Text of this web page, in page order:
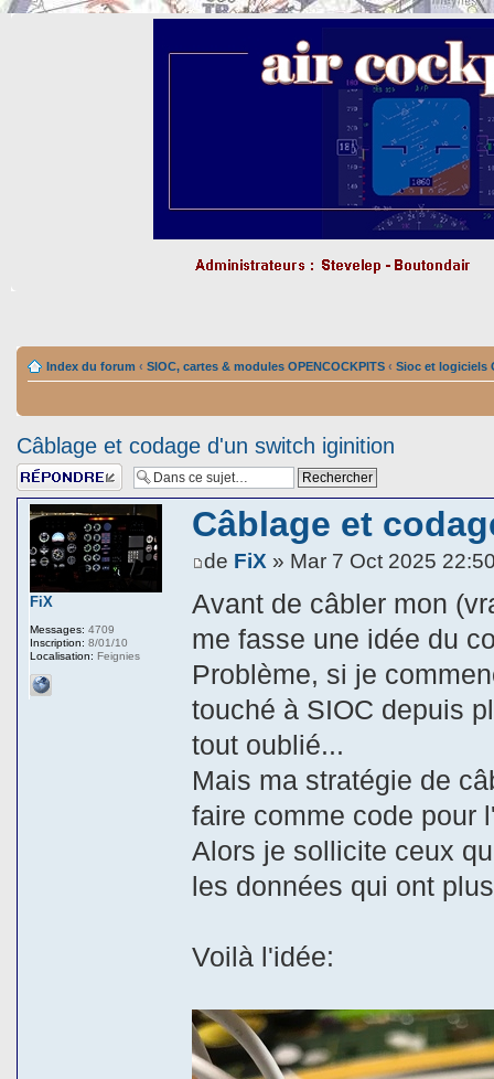
Index du forum ‹ SIOC, cartes & modules OPENCOCKPITS ‹ Sioc et logiciels
Câblage et codage d'un switch iginition
Répondre
Câblage et
de FiX » Mar 7 Oct 2025
Avant de câbler mon
me fasse une idée du
Problème, si je
touché à SIOC depuis
tout oublié...
Mais ma stratégie de
faire comme code pour
Alors je sollicite ceux
les données qui ont
Voilà l'idée:
FiX
Messages: 4709
Inscription: 8/01/10
Localisation: Feignies